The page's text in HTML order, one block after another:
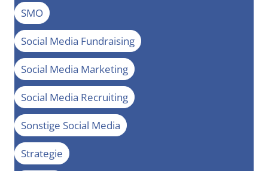
SMO
Social Media Fundraising
Social Media Marketing
Social Media Recruiting
Sonstige Social Media
Strategie